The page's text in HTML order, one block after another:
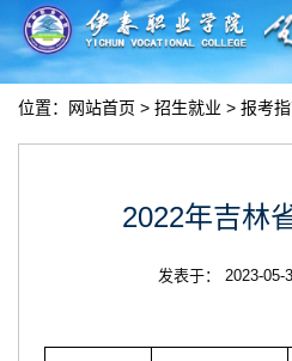
位置： 网站首页 > 招生就业 > 报考
2022年吉林
发表于： 2023-05-